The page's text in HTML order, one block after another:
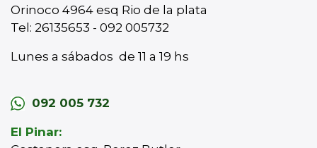
Orinoco 4964 esq Rio de la plata
Tel: 26135653 - 092 005732
Lunes a sábados de 11 a 19 hs
092 005 732
El Pinar: